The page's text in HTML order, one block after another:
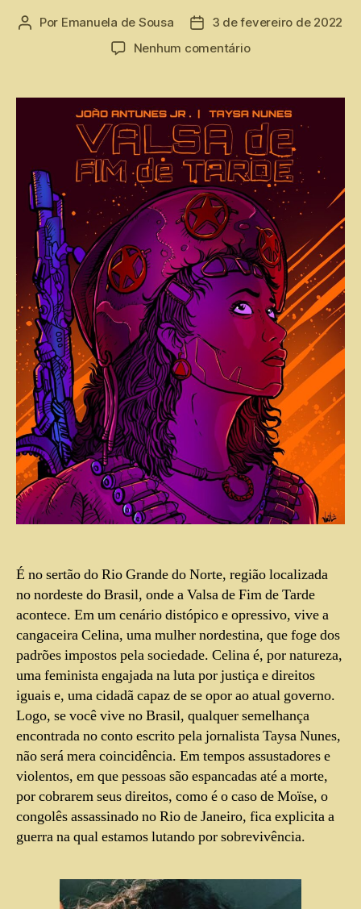
Por Emanuela de Sousa
3 de fevereiro de 2022
Nenhum comentário
É no sertão do Rio Grande do Norte, região localizada
no nordeste do Brasil, onde a Valsa de Fim de Tarde
acontece. Em um cenário distópico e opressivo, vive a
cangaceira Celina, uma mulher nordestina, que foge dos
padrões impostos pela sociedade. Celina é, por natureza,
uma feminista engajada na luta por justiça e direitos
iguais e, uma cidadã capaz de se opor ao atual governo.
Logo, se você vive no Brasil, qualquer semelhança
encontrada no conto escrito pela jornalista Taysa Nunes,
não será mera coincidência. Em tempos assustadores e
violentos, em que pessoas são espancadas até a morte,
por cobrarem seus direitos, como é o caso de Moïse, o
congolês assassinado no Rio de Janeiro, fica explicita a
guerra na qual estamos lutando por sobrevivência.